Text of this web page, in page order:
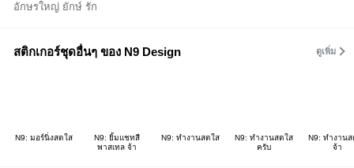
อักษรใหญ่ ยักษ์ รัก
สติกเกอร์ชุดอื่นๆ ของ N9 Design ดูเพิ่ม
N9: มอร์นิ่งสดใส
N9: ยิ้มแชทสี
พาสเทล จ้า
N9: ทำงานสดใส
N9: ทำงานสดใส
ครับ
N9: ทำงานส
จ้า